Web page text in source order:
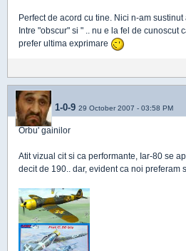
Perfect de acord cu tine. Nici n-am sustinut
Intre "obscur" si " .. nu e la fel de cunoscut
prefer ultima exprimare
1-0-9 29 October 2007 - 03:58 PM
Orbu' gainilor
Atit vizual cit si ca performante, Iar-80 se
decit de 190.. dar, evident ca noi preferam